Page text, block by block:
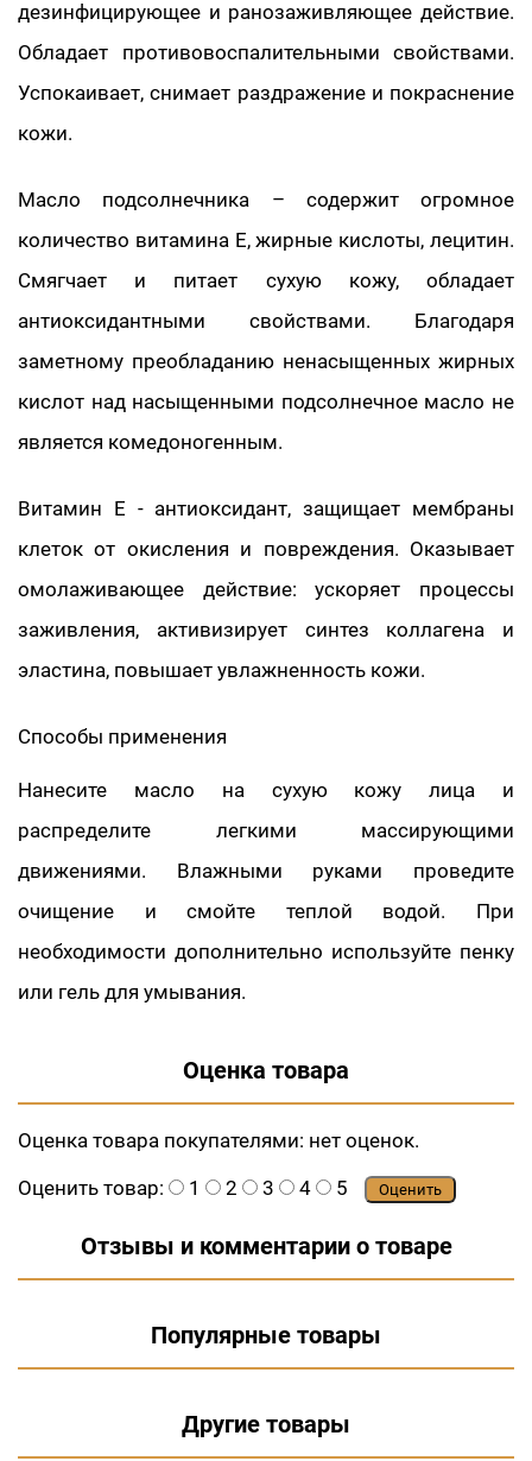
дезинфицирующее и ранозаживляющее действие.
Обладает противовоспалительными свойствами.
Успокаивает, снимает раздражение и покраснение
кожи.
Масло подсолнечника – содержит огромное
количество витамина Е, жирные кислоты, лецитин.
Смягчает и питает сухую кожу, обладает
антиоксидантными свойствами. Благодаря
заметному преобладанию ненасыщенных жирных
кислот над насыщенными подсолнечное масло не
является комедоногенным.
Витамин Е - антиоксидант, защищает мембраны
клеток от окисления и повреждения. Оказывает
омолаживающее действие: ускоряет процессы
заживления, активизирует синтез коллагена и
эластина, повышает увлажненность кожи.
Способы применения
Нанесите масло на сухую кожу лица и
распределите легкими массирующими
движениями. Влажными руками проведите
очищение и смойте теплой водой. При
необходимости дополнительно используйте пенку
или гель для умывания.
Оценка товара
Оценка товара покупателями: нет оценок.
Оценить товар:
1 2 3 4 5 Оценить
Отзывы и комментарии о товаре
Популярные товары
Другие товары